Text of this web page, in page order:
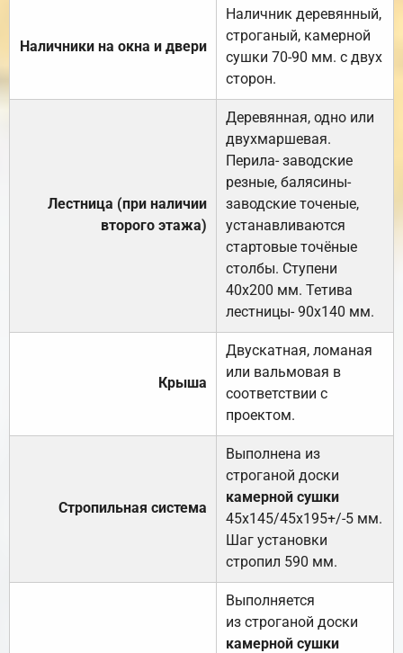
Наличники на окна и двери
Наличник деревянный,
строганый, камерной
сушки 70-90 мм. с двух
сторон.
Лестница (при наличии
второго этажа)
Деревянная, одно или
двухмаршевая.
Перила- заводские
резные, балясины-
заводские точеные,
устанавливаются
стартовые точёные
столбы. Ступени
40х200 мм. Тетива
лестницы- 90х140 мм.
Крыша
Двускатная, ломаная
или вальмовая в
соответствии с
проектом.
Стропильная система
Выполнена из
строганой доски
камерной сушки
45х145/45х195+/-5 мм.
Шаг установки
стропил 590 мм.
Выполняется
из строганой доски
камерной сушки